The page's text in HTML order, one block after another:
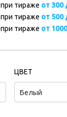
при тираже от 300
при тираже от 500
при тираже от
ЦВЕТ
Белый